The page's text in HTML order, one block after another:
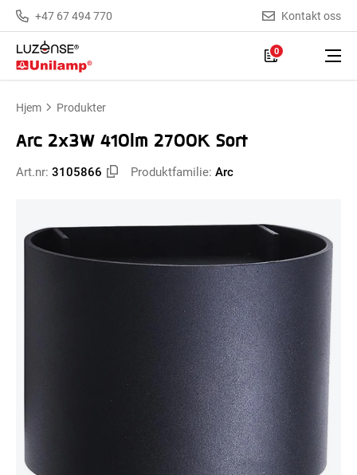
+47 67 494 770 Kontakt oss
0
Hjem Produkter
Arc 2x3W 410lm 2700K Sort
Art.nr: 3105866 Produktfamilie: Arc